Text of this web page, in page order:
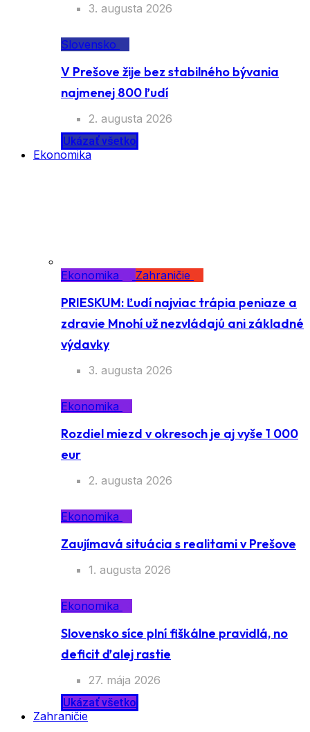
3. augusta 2026
Slovensko
V Prešove žije bez stabilného bývania
najmenej 800 ľudí
2. augusta 2026
Ukázať všetko
Ekonomika
Ekonomika Zahraničie
PRIESKUM: Ľudí najviac trápia peniaze a
zdravie Mnohí už nezvládajú ani základné
výdavky
3. augusta 2026
Ekonomika
Rozdiel miezd v okresoch je aj vyše 1 000
eur
2. augusta 2026
Ekonomika
Zaujímavá situácia s realitami v Prešove
1. augusta 2026
Ekonomika
Slovensko síce plní fiškálne pravidlá, no
deficit ďalej rastie
27. mája 2026
Ukázať všetko
Zahraničie